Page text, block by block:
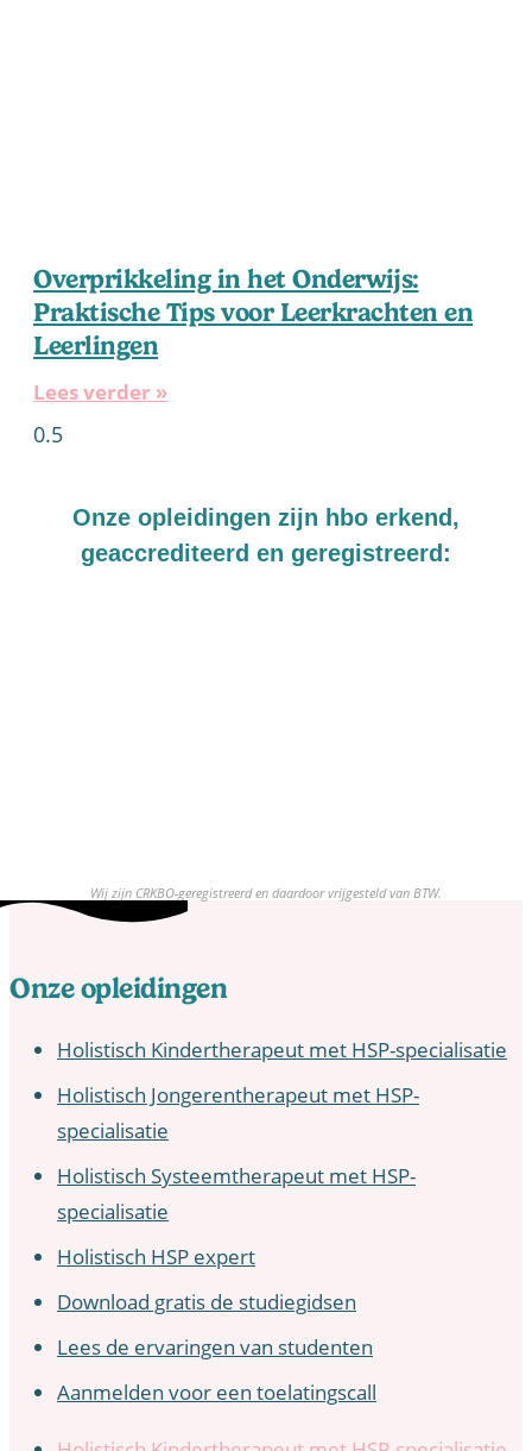
Overprikkeling in het Onderwijs:
Praktische Tips voor Leerkrachten en
Leerlingen
Lees verder »
Onze opleidingen zijn hbo erkend,
geaccrediteerd en geregistreerd:
Wij zijn CRKBO-geregistreerd en daardoor vrijgesteld van BTW.
Onze opleidingen
Holistisch Kindertherapeut met HSP-specialisatie
Holistisch Jongerentherapeut met HSP-
specialisatie
Holistisch Systeemtherapeut met HSP-
specialisatie
Holistisch HSP expert
Download gratis de studiegidsen
Lees de ervaringen van studenten
Aanmelden voor een toelatingscall